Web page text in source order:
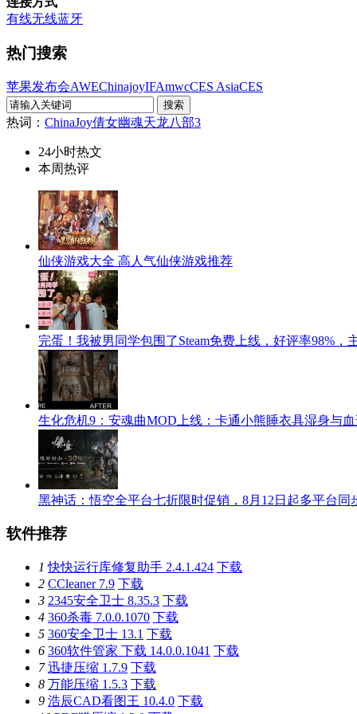
有线无线蓝牙
热门搜索
苹果发布会AWEChinajoyIFAmwcCES AsiaCES
热词： ChinaJoy倩女幽魂天龙八部3
24小时热文
本周热评
仙侠游戏大全 高人气仙侠游戏推荐
完蛋！我被男同学包围了Steam免费上线，好评率98%，
生化危机9：安魂曲MOD上线：卡通小熊睡衣具湿身与
黑神话：悟空全平台七折限时促销，8月12日起多平台同
软件推荐
1 快快运行库修复助手 2.4.1.424 下载
2 CCleaner 7.9 下载
3 2345安全卫士 8.35.3 下载
4 360杀毒 7.0.0.1070 下载
5 360安全卫士 13.1 下载
6 360软件管家 下载 14.0.0.1041 下载
7 迅捷压缩 1.7.9 下载
8 万能压缩 1.5.3 下载
9 浩辰CAD看图王 10.4.0 下载